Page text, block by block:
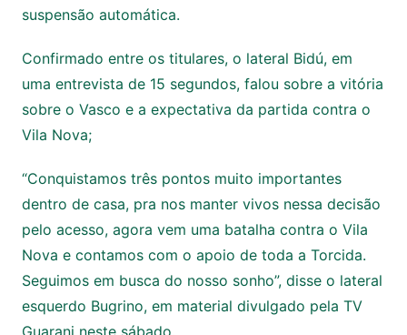
suspensão automática.
Confirmado entre os titulares, o lateral Bidú, em
uma entrevista de 15 segundos, falou sobre a vitória
sobre o Vasco e a expectativa da partida contra o
Vila Nova;
“Conquistamos três pontos muito importantes
dentro de casa, pra nos manter vivos nessa decisão
pelo acesso, agora vem uma batalha contra o Vila
Nova e contamos com o apoio de toda a Torcida.
Seguimos em busca do nosso sonho”, disse o lateral
esquerdo Bugrino, em material divulgado pela TV
Guarani neste sábado.